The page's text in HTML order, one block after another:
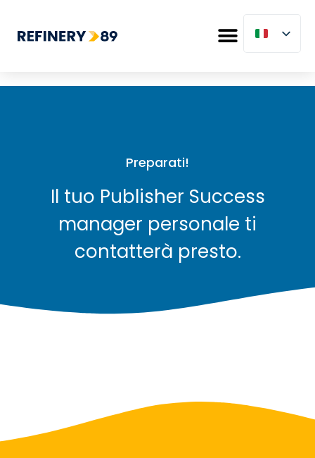
Preparati!
Il tuo Publisher Success
manager personale ti
contatterà presto.